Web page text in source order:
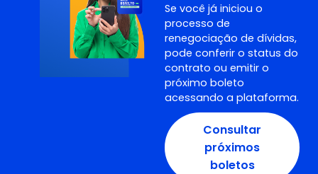
Se você já iniciou o
processo de
renegociação de dívidas,
pode conferir o status do
contrato ou emitir o
próximo boleto
acessando a plataforma.
Consultar
próximos
boletos